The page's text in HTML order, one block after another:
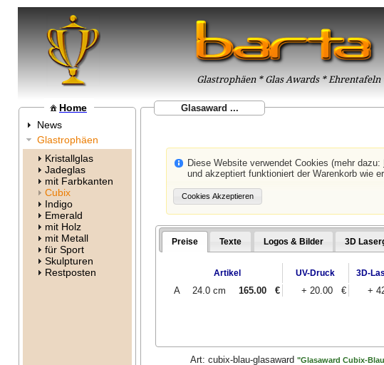
Glastrophäen * Glas Awards *
Home
News
Glastrophäen
Kristallglas
Jadeglas
mit Farbkanten
Cubix
Indigo
Emerald
mit Holz
mit Metall
für Sport
Skulpturen
Restposten
Glasaward ...
Diese Website verwendet Cookies (mehr dazu:
und akzeptiert funktioniert der Warenkorb wie
Preise Texte Logos & Bilder 3D
Artikel UV-Druck 3D-
A 24.0 cm 165.00 € + 20.00 € +
Art: cubix-blau-glasaward "Glasaward Cubix-